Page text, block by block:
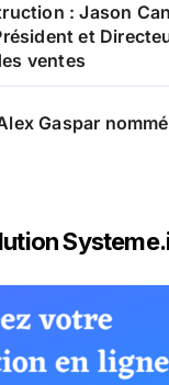
: Jason
et
ventes
Gaspar nommé